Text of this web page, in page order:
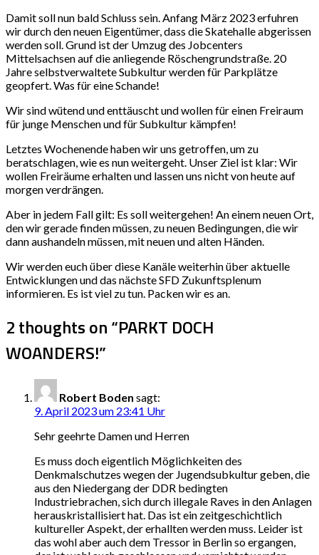
Damit soll nun bald Schluss sein. Anfang März 2023 erfuhren
wir durch den neuen Eigentümer, dass die Skatehalle abgerissen
werden soll. Grund ist der Umzug des Jobcenters
Mittelsachsen auf die anliegende Röschengrundstraße. 20
Jahre selbstverwaltete Subkultur werden für Parkplätze
geopfert. Was für eine Schande!
Wir sind wütend und enttäuscht und wollen für einen Freiraum
für junge Menschen und für Subkultur kämpfen!
Letztes Wochenende haben wir uns getroffen, um zu
beratschlagen, wie es nun weitergeht. Unser Ziel ist klar: Wir
wollen Freiräume erhalten und lassen uns nicht von heute auf
morgen verdrängen.
Aber in jedem Fall gilt: Es soll weitergehen! An einem neuen Ort,
den wir gerade finden müssen, zu neuen Bedingungen, die wir
dann aushandeln müssen, mit neuen und alten Händen.
Wir werden euch über diese Kanäle weiterhin über aktuelle
Entwicklungen und das nächste SFD Zukunftsplenum
informieren. Es ist viel zu tun. Packen wir es an.
2 thoughts on “PARKT DOCH
WOANDERS!”
Robert Boden sagt:
9. April 2023 um 23:41 Uhr
Sehr geehrte Damen und Herren
Es muss doch eigentlich Möglichkeiten des
Denkmalschutzes wegen der Jugendsubkultur geben, die
aus den Niedergang der DDR bedingten
Industriebrachen, sich durch illegale Raves in den Anlagen
herauskristallisiert hat. Das ist ein zeitgeschichtlich
kultureller Aspekt, der erhallten werden muss. Leider ist
das wohl aber auch dem Tressor in Berlin so ergangen,